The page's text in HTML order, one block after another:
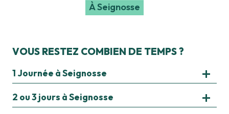
À Seignosse
VOUS RESTEZ COMBIEN DE TEMPS ?
1 Journée à Seignosse
2 ou 3 jours à Seignosse